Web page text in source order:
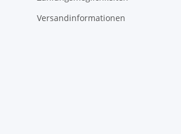
Versandinformationen